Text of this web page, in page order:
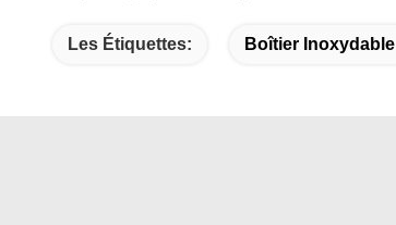
Les Étiquettes: Boîtier Inoxydable